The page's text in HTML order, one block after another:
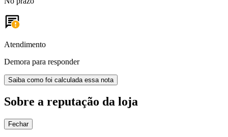
Atendimento
Demora para responder
Saiba como foi calculada essa nota
Sobre a reputação da loja
Fechar